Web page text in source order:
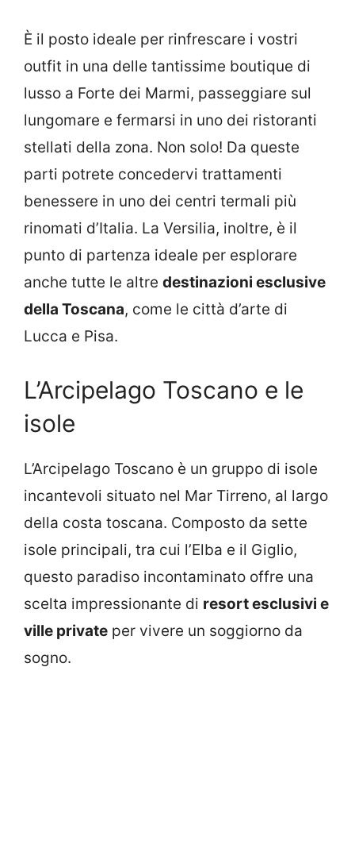
È il posto ideale per rinfrescare i vostri
outfit in una delle tantissime boutique di
lusso a Forte dei Marmi, passeggiare sul
lungomare e fermarsi in uno dei ristoranti
stellati della zona. Non solo! Da queste
parti potrete concedervi trattamenti
benessere in uno dei centri termali più
rinomati d’Italia. La Versilia, inoltre, è il
punto di partenza ideale per esplorare
anche tutte le altre destinazioni esclusive
della Toscana, come le città d’arte di
Lucca e Pisa.
L’Arcipelago Toscano e le
isole
L’Arcipelago Toscano è un gruppo di isole
incantevoli situato nel Mar Tirreno, al largo
della costa toscana. Composto da sette
isole principali, tra cui l’Elba e il Giglio,
questo paradiso incontaminato offre una
scelta impressionante di resort esclusivi e
ville private per vivere un soggiorno da
sogno.